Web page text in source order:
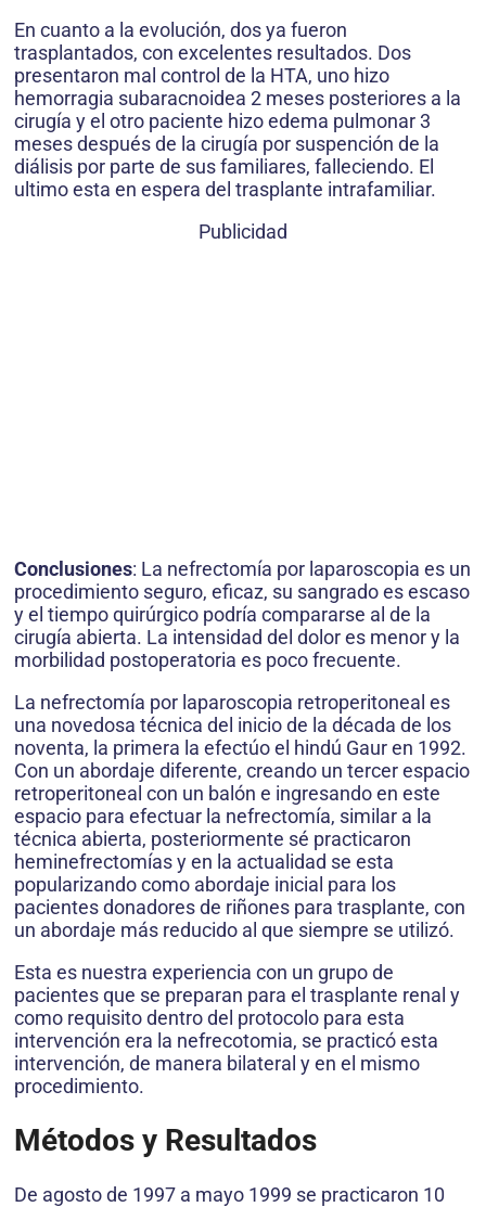
En cuanto a la evolución, dos ya fueron
trasplantados, con excelentes resultados. Dos
presentaron mal control de la HTA, uno hizo
hemorragia subaracnoidea 2 meses posteriores a la
cirugía y el otro paciente hizo edema pulmonar 3
meses después de la cirugía por suspención de la
diálisis por parte de sus familiares, falleciendo. El
ultimo esta en espera del trasplante intrafamiliar.
Publicidad
Conclusiones: La nefrectomía por laparoscopia es un
procedimiento seguro, eficaz, su sangrado es escaso
y el tiempo quirúrgico podría compararse al de la
cirugía abierta. La intensidad del dolor es menor y la
morbilidad postoperatoria es poco frecuente.
La nefrectomía por laparoscopia retroperitoneal es
una novedosa técnica del inicio de la década de los
noventa, la primera la efectúo el hindú Gaur en 1992.
Con un abordaje diferente, creando un tercer espacio
retroperitoneal con un balón e ingresando en este
espacio para efectuar la nefrectomía, similar a la
técnica abierta, posteriormente sé practicaron
heminefrectomías y en la actualidad se esta
popularizando como abordaje inicial para los
pacientes donadores de riñones para trasplante, con
un abordaje más reducido al que siempre se utilizó.
Esta es nuestra experiencia con un grupo de
pacientes que se preparan para el trasplante renal y
como requisito dentro del protocolo para esta
intervención era la nefrecotomia, se practicó esta
intervención, de manera bilateral y en el mismo
procedimiento.
Métodos y Resultados
De agosto de 1997 a mayo 1999 se practicaron 10